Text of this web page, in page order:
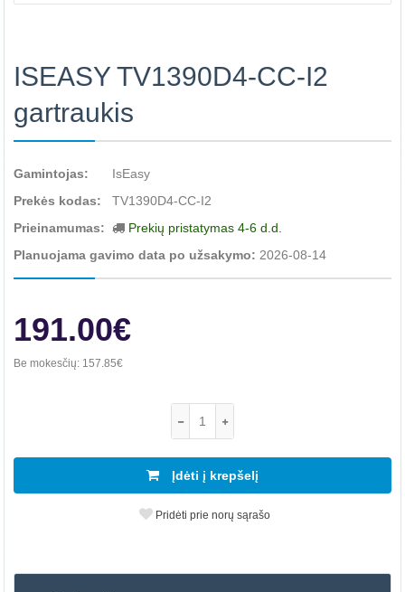
ISEASY TV1390D4-CC-I2
gartraukis
Gamintojas:
IsEasy
Prekės kodas:
TV1390D4-CC-I2
Prieinamumas:
Prekių pristatymas 4-6 d.d.
Planuojama gavimo data po užsakymo: 2026-08-14
191.00€
Be mokesčių: 157.85€
Įdėti į krepšelį
Pridėti prie norų sąrašo